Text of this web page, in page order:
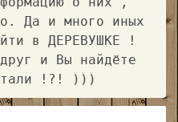
Да и много иных
в ДЕРЕВУШКЕ !
и Вы найдёте
!?! )))